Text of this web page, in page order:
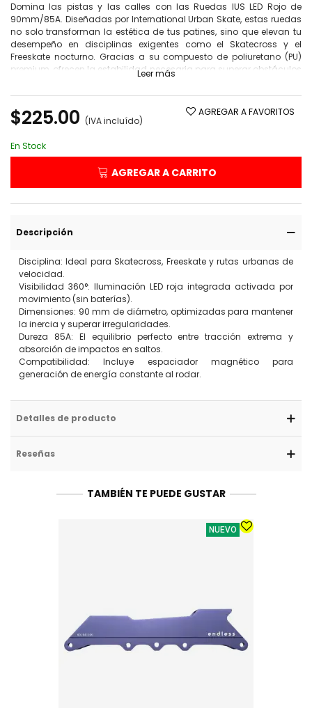
Domina las pistas y las calles con las Ruedas IUS LED Rojo de
90mm/85A. Diseñadas por International Urban Skate, estas ruedas
no solo transforman la estética de tus patines, sino que elevan tu
desempeño en disciplinas exigentes como el Skatecross y el
Freeskate nocturno. Gracias a su compuesto de poliuretano (PU)
premium, ofrecen la estabilidad necesaria para superar obstáculos
sistema de iluminación por dinamo magnético garantiza
visibilidad total sin baterías, convirtiéndote en el centro de atención
mientras mantienes un agarre superior en asfalto y concreto.
*1PZA
Leer más
$225.00 (IVA incluído)
AGREGAR A FAVORITOS
En Stock
AGREGAR A CARRITO
Descripción
Disciplina: Ideal para Skatecross, Freeskate y rutas urbanas de
velocidad.
Visibilidad 360°: Iluminación LED roja integrada activada por
movimiento (sin baterías).
Dimensiones: 90 mm de diámetro, optimizadas para mantener
la inercia y superar irregularidades.
Dureza 85A: El equilibrio perfecto entre tracción extrema y
absorción de impactos en saltos.
Compatibilidad: Incluye espaciador magnético para
generación de energía constante al rodar.
Detalles de producto
Reseñas
TAMBIÉN TE PUEDE GUSTAR
NUEVO